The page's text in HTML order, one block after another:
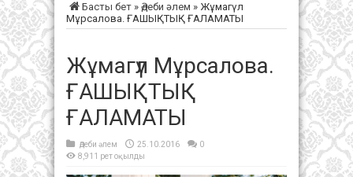
Басты бет » Әдеби әлем » Жұмагүл
Мұрсалова. ҒАШЫҚТЫҚ ҒАЛАМАТЫ
Жұмагүл Мұрсалова.
ҒАШЫҚТЫҚ
ҒАЛАМАТЫ
Әдеби әлем 25.10.2016
0
8,911 рет оқылды